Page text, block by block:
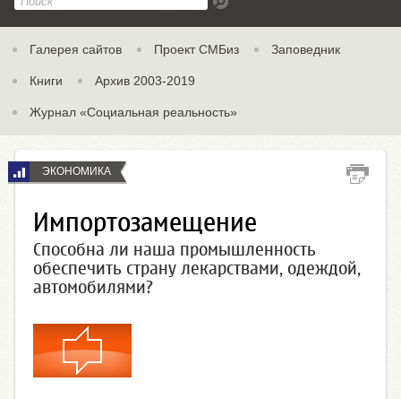
Галерея сайтов Проект СМБиз Заповедник
Книги Архив 2003-2019
Журнал «Социальная реальность»
ЭКОНОМИКА
Импортозамещение
Способна ли наша промышленность
обеспечить страну лекарствами, одеждой,
автомобилями?